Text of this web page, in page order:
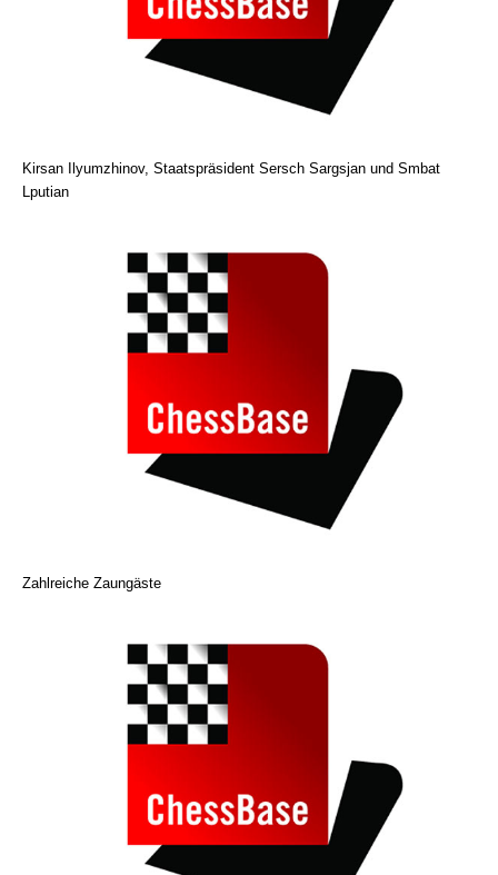
Kirsan Ilyumzhinov, Staatspräsident Sersch Sargsjan und Smbat
Lputian
Zahlreiche Zaungäste